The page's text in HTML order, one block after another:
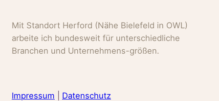
Mit Standort Herford (Nähe Bielefeld in OWL)
arbeite ich bundesweit für unterschiedliche
Branchen und Unternehmens-größen.
Impressum Datenschutz